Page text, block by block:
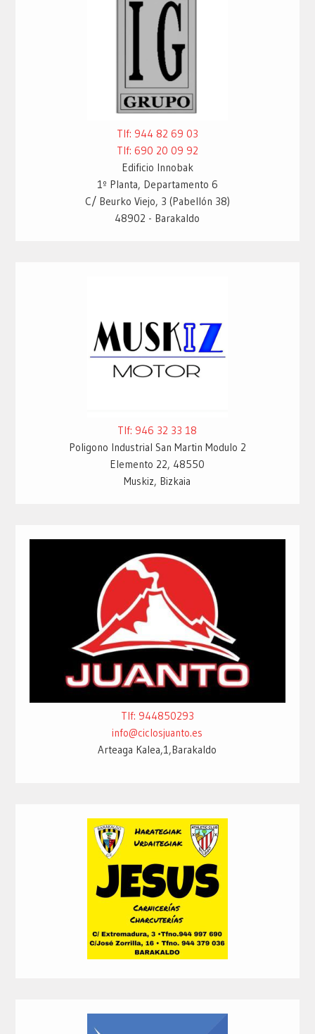
Tlf: 944 82 69 03
Tlf: 690 20 09 92
Edificio Innobak
1º Planta, Departamento 6
C/ Beurko Viejo, 3 (Pabellón 38)
48902 - Barakaldo
Tlf: 946 32 33 18
Poligono Industrial San Martin Modulo 2
Elemento 22, 48550
Muskiz, Bizkaia
Tlf: 944850293
info@ciclosjuanto.es
Arteaga Kalea,1,Barakaldo